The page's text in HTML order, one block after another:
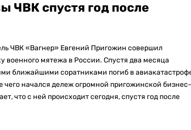
ЧВК спустя год после
ЧВК «Вагнер» Евгений Пригожин совершил
военного мятежа в России. Спустя два месяца
ближайшими соратниками погиб в
чего начался дележ огромной пригожинской бизнес-
что с ней происходит сегодня, спустя год после